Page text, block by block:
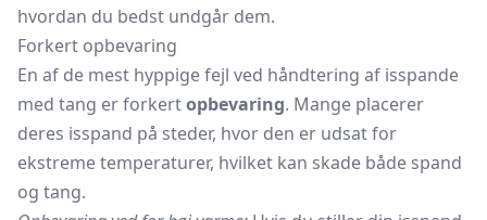
hvordan du bedst undgår dem.
Forkert opbevaring
En af de mest hyppige fejl ved håndtering af isspande
med tang er forkertopbevaring. Mange placerer
deres isspand på steder, hvor den er udsat for
ekstreme temperaturer, hvilket kan skade både spand
og tang.